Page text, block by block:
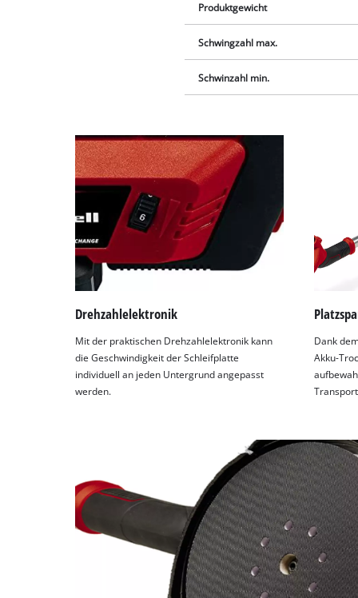
Produktgewicht
Schwingzahl max.
Schwinzahl min.
Drehzahlelektronik
Mit der praktischen Drehzahlelektronik kann
die Geschwindigkeit der Schleifplatte
individuell an jeden Untergrund angepasst
werden.
Dank
Akku-